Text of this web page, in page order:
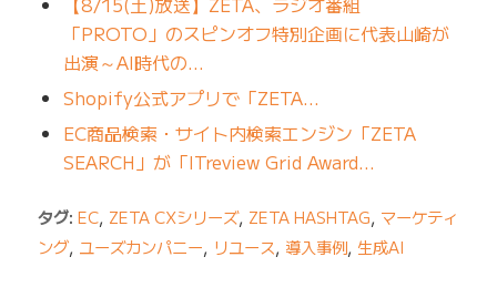
「PROTO」のスピンオフ特別企画に代表山崎が
出演～AI時代の…
Shopify公式アプリで「ZETA…
EC商品検索・サイト内検索エンジン「ZETA
SEARCH」が「ITreview Grid Award…
タグ: EC, ZETA CXシリーズ, ZETA HASHTAG, マーケティ
ング, ユーズカンパニー, リユース, 導入事例, 生成AI